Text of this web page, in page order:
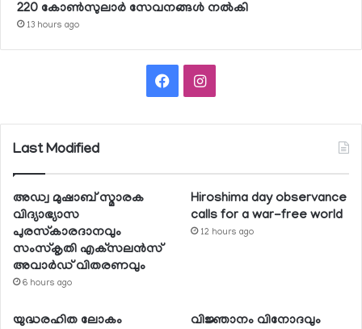
220 കോണ്‍സുലാര്‍ സേവനങ്ങള്‍ നല്‍കി
13 hours ago
FacebookInstagram
Last Modified
അഡ്വ മുഷാബ് സ്മാരക
വിദ്യാഭ്യാസ
പുരസ്‌കാരദാനവും
സംസ്‌കൃതി എക്‌സലന്‍സ്
അവാര്‍ഡ് വിതരണവും
6 hours ago
Hiroshima day observance
calls for a war-free world
12 hours ago
യുദ്ധരഹിത ലോകം
വിജ്ഞാനം വിനോദവും